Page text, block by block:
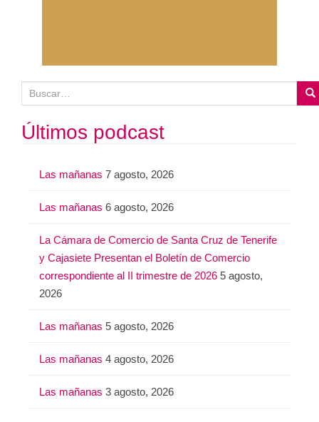
u
s
c
Últimos podcast
Las mañanas 7 agosto, 2026
Las mañanas 6 agosto, 2026
La Cámara de Comercio de Santa Cruz de Tenerife
y Cajasiete Presentan el Boletín de Comercio
correspondiente al II trimestre de 2026 5 agosto,
2026
Las mañanas 5 agosto, 2026
Las mañanas 4 agosto, 2026
Las mañanas 3 agosto, 2026